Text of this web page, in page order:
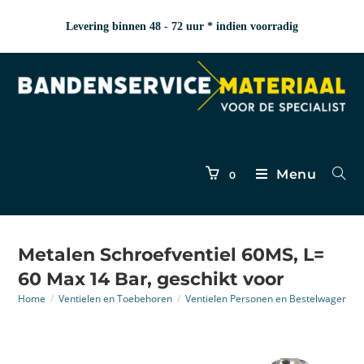
Levering binnen 48 - 72 uur * indien voorradig
0 Menu
Metalen Schroefventiel 60MS, L=
60 Max 14 Bar, geschikt voor
Home / Ventielen en Toebehoren / Ventielen Personen en Bestelwagen